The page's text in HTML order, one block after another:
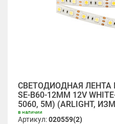
СВЕТОДИОДНАЯ ЛЕНТА
SE-B60-12MM 12V
5060, 5M) (ARLIGHT,
в наличии
Артикул:020559(2)